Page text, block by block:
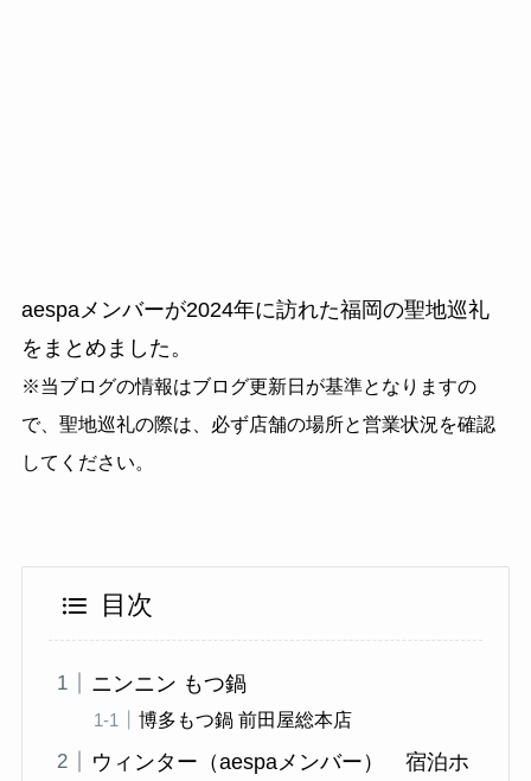
aespaメンバーが2024年に訪れた福岡の聖地巡礼
をまとめました。
※当ブログの情報はブログ更新日が基準となりますの
で、聖地巡礼の際は、必ず店舗の場所と営業状況を確認
してください。
目次
ニンニン もつ鍋
博多もつ鍋 前田屋総本店
ウィンター（aespaメンバー） 宿泊ホ